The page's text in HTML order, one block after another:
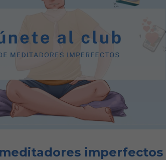
imperfectos